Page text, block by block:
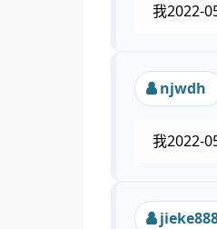
我2022-
njwdh
我2022-